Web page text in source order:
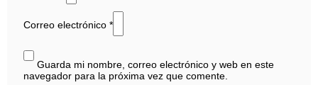
Correo electrónico *
Guarda mi nombre, correo electrónico y web en este
navegador para la próxima vez que comente.